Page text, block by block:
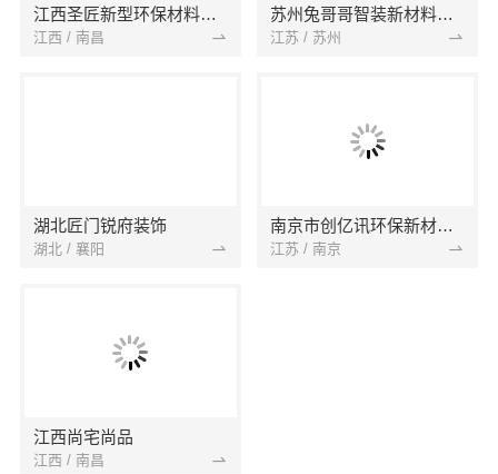
江西圣匠新型环保材料有限公司
江西 / 南昌
苏州兔哥哥智装新材料有限公司
江苏 / 苏州
湖北匠门锐府装饰
湖北 / 襄阳
南京市创亿讯环保新材料有限公司
江苏 / 南京
江西尚宅尚品
江西 / 南昌